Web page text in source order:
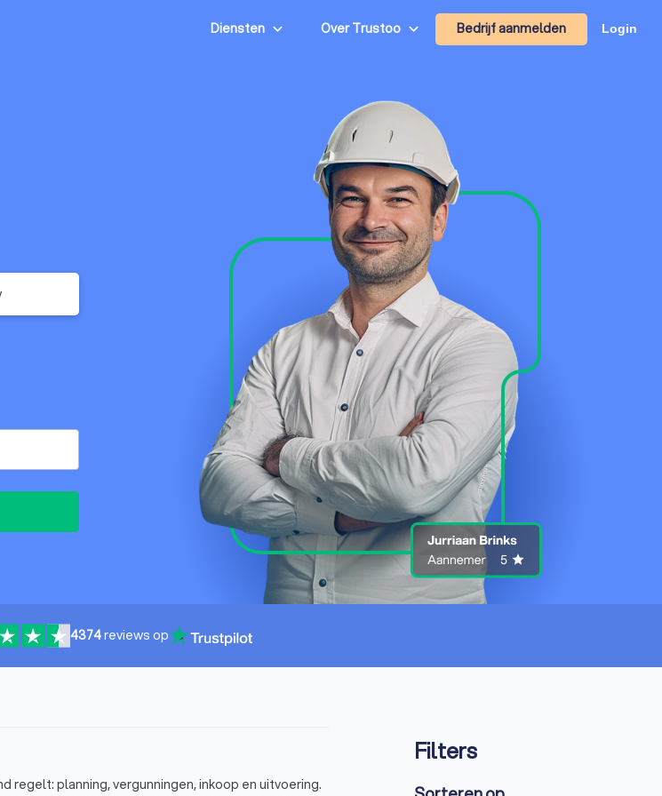
Diensten Over Trustoo Bedrijf aanmelden Login
4374reviews op
regelt: planning, vergunningen, inkoop en uitvoering.
Filters